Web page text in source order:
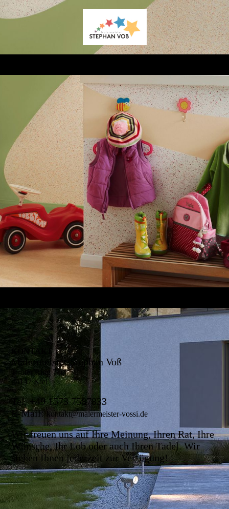
KONTAKT
Malermeister Stephan Voß
Tiroler Ring 710
24147 Kiel
Tel. +49 1573 7587833
E-Mail: kontakt@malermeister-vossi.de
Wir freuen uns auf Ihre Meinung, Ihren Rat, Ihre
Wünsche, Ihr Lob oder auch Ihren Tadel. Wir
stehen Ihnen jederzeit zur Verfügung!